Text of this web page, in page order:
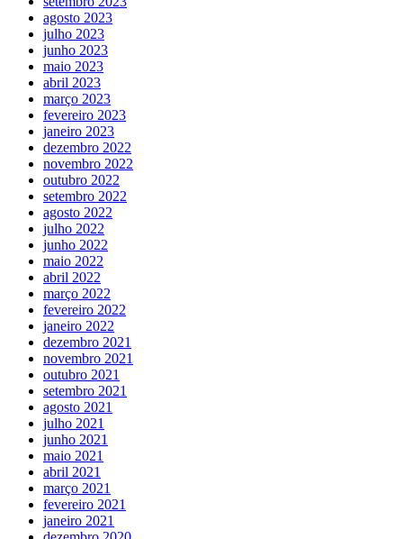
agosto 2023
julho 2023
junho 2023
maio 2023
abril 2023
março 2023
fevereiro 2023
janeiro 2023
dezembro 2022
novembro 2022
outubro 2022
setembro 2022
agosto 2022
julho 2022
junho 2022
maio 2022
abril 2022
março 2022
fevereiro 2022
janeiro 2022
dezembro 2021
novembro 2021
outubro 2021
setembro 2021
agosto 2021
julho 2021
junho 2021
maio 2021
abril 2021
março 2021
fevereiro 2021
janeiro 2021